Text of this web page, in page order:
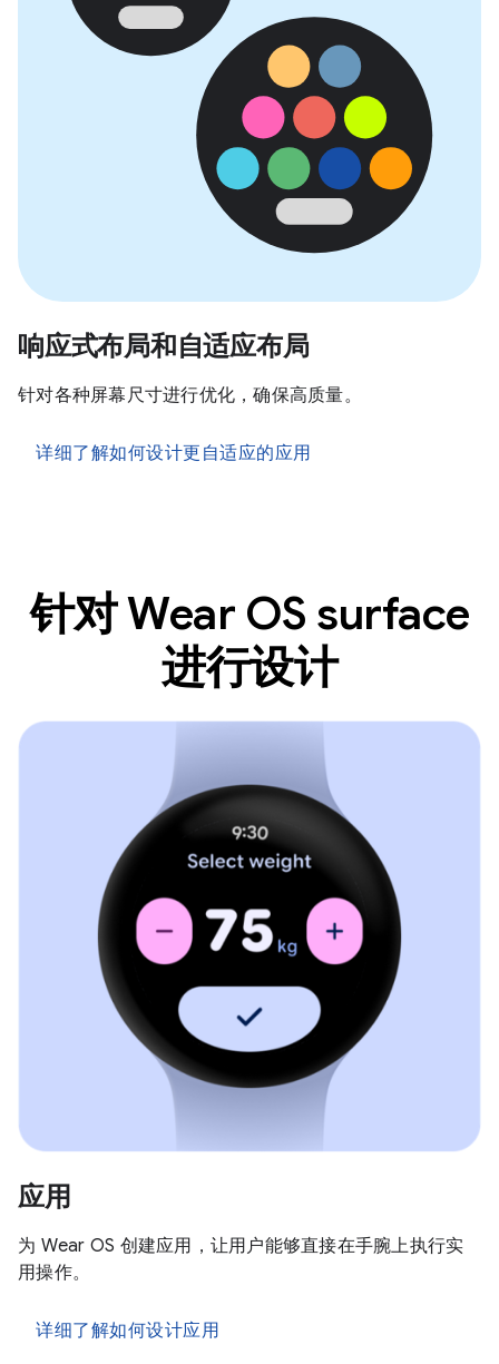
响应式布局和自适应布局
针对各种屏幕尺寸进行优化，确保高质量。
详细了解如何设计更自适应的应用
针对 Wear OS surface
进行设计
应用
为 Wear OS 创建应用，让用户能够直接在手腕上执行实
用操作。
详细了解如何设计应用